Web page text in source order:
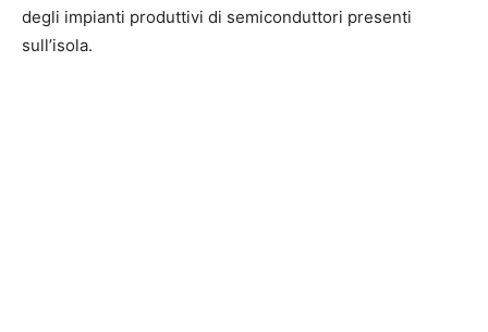
degli impianti produttivi di semiconduttori presenti
sull’isola.